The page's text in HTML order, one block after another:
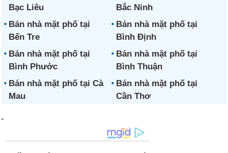
Bạc Liêu
Bắc Ninh
Bán nhà mặt phố tại
Bến Tre
Bán nhà mặt phố tại
Bình Định
Bán nhà mặt phố tại
Bình Phước
Bán nhà mặt phố tại
Bình Thuận
Bán nhà mặt phố tại Cà
Mau
Bán nhà mặt phố tại
Cần Thơ